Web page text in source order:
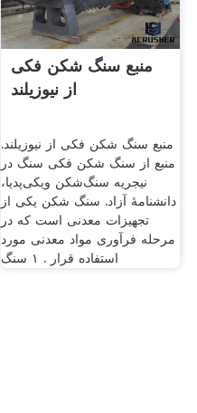
منبع سنگ شکن فکی
از نیوزیلند
منبع سنگ شکن فکی از نیوزیلند.
منبع از سنگ شکن فکی سنگ در
نیجریه سنگ‌شکن ویکی‌پدیا،
دانشنامهٔ آزاد. سنگ شکن یکی از
تجهیزات معدنی است که در
مرحله فرآوری مواد معدنی مورد
استفاده قرار . ۱ سنگ